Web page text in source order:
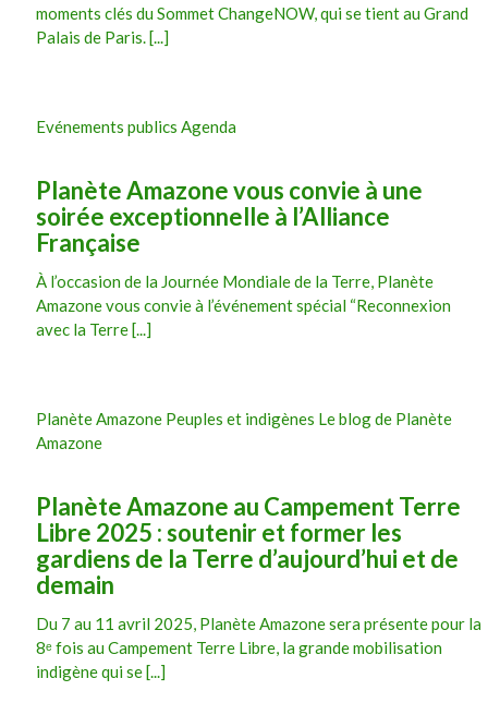
moments clés du Sommet ChangeNOW, qui se tient au Grand
Palais de Paris. [...]
Evénements publics Agenda
Planète Amazone vous convie à une
soirée exceptionnelle à l’Alliance
Française
À l’occasion de la Journée Mondiale de la Terre, Planète
Amazone vous convie à l’événement spécial “Reconnexion
avec la Terre [...]
Planète Amazone Peuples et indigènes Le blog de Planète
Amazone
Planète Amazone au Campement Terre
Libre 2025 : soutenir et former les
gardiens de la Terre d’aujourd’hui et de
demain
Du 7 au 11 avril 2025, Planète Amazone sera présente pour la
8ᵉ fois au Campement Terre Libre, la grande mobilisation
indigène qui se [...]